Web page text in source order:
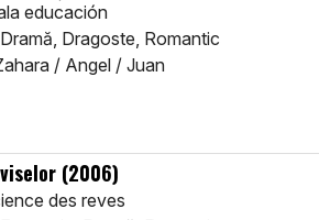
educación
Dragoste, Romantic
/ Angel / Juan
(2006)
des reves